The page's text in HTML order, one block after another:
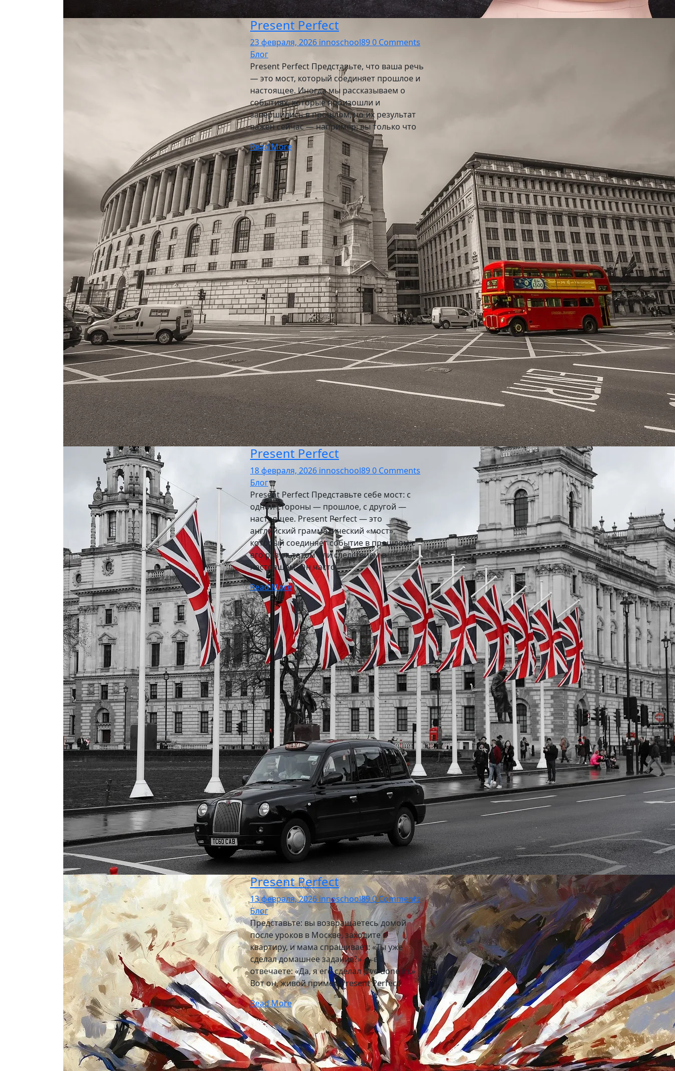
Present Perfect
23 февраля, 2026 innoschool890 Comments
Блог
Present Perfect Представьте, что ваша речь
— это мост, который соединяет прошлое и
настоящее. Иногда мы рассказываем о
событиях, которые произошли и
завершились в прошлом, но их результат
важен сейчас — например, вы только что
Read More
Present Perfect
18 февраля, 2026 innoschool890 Comments
Блог
Present Perfect Представьте себе мост: с
одной стороны — прошлое, с другой —
настоящее. Present Perfect — это
английский грамматический «мост»,
который соединяет событие в прошлом с
его результатом или следствием в
настоящем. Он часто
Read More
Present Perfect
13 февраля, 2026 innoschool890 Comments
Блог
Представьте: вы возвращаетесь домой
после уроков в Москве, заходите в
квартиру, и мама спрашивает: «Ты уже
сделал домашнее задание?» — вы
отвечаете: «Да, я его сделал (I’ve done it).»
Вот он, живой пример Present Perfect
Read More